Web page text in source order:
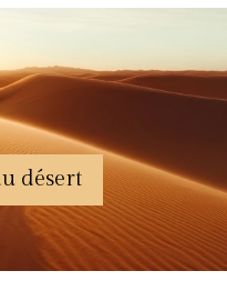
désert